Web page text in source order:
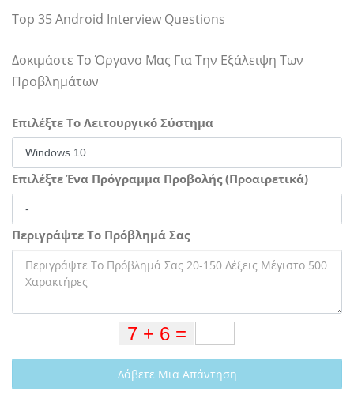
Top 35 Android Interview Questions
Δοκιμάστε Το Όργανο Μας Για Την Εξάλειψη Των
Προβλημάτων
Επιλέξτε Το Λειτουργικό Σύστημα
Επιλέξτε Ένα Πρόγραμμα Προβολής (Προαιρετικά)
Περιγράψτε Το Πρόβλημά Σας
Λάβετε Μια Απάντηση